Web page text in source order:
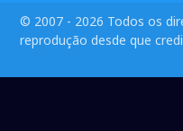
© 2007 - 2026 Todos os
reprodução desde que